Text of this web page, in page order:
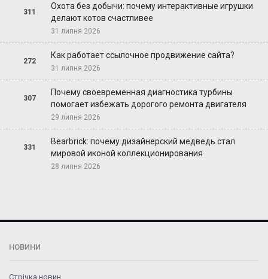
311
Охота без добычи: почему интерактивные игрушки
делают котов счастливее
31 липня 2026
272
Как работает ссылочное продвижение сайта?
31 липня 2026
307
Почему своевременная диагностика турбины
помогает избежать дорогого ремонта двигателя
29 липня 2026
331
Bearbrick: почему дизайнерский медведь стал
мировой иконой коллекционирования
28 липня 2026
НОВИНИ
Стрічка новин